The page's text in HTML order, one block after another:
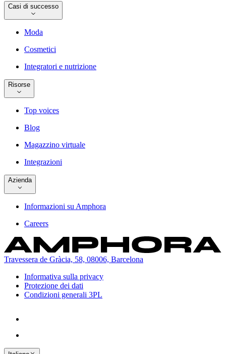
Casi di successo
Moda
Cosmetici
Integratori e nutrizione
Risorse
Top voices
Blog
Magazzino virtuale
Integrazioni
Azienda
Informazioni su Amphora
Careers
Travessera de Gràcia, 58, 08006, Barcelona
Informativa sulla privacy
Protezione dei dati
Condizioni generali 3PL